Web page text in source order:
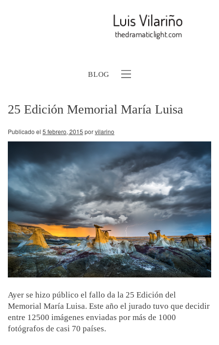
BLOG
25 Edición Memorial María Luisa
Publicado el 5 febrero, 2015 porvilarino
Ayer se hizo público el fallo da la 25 Edición del
Memorial María Luisa. Este año el jurado tuvo que decidir
entre 12500 imágenes enviadas por más de 1000
fotógrafos de casi 70 países.